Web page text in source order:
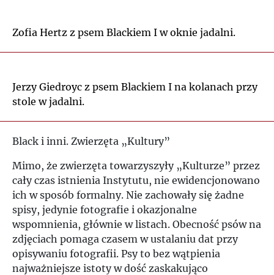
Zofia Hertz z psem Blackiem I w oknie jadalni.
Jerzy Giedroyc z psem Blackiem I na kolanach przy
stole w jadalni.
Black i inni. Zwierzęta „Kultury”
Mimo, że zwierzęta towarzyszyły „Kulturze” przez
cały czas istnienia Instytutu, nie ewidencjonowano
ich w sposób formalny. Nie zachowały się żadne
spisy, jedynie fotografie i okazjonalne
wspomnienia, głównie w listach. Obecność psów na
zdjęciach pomaga czasem w ustalaniu dat przy
opisywaniu fotografii. Psy to bez wątpienia
najważniejsze istoty w dość zaskakująco